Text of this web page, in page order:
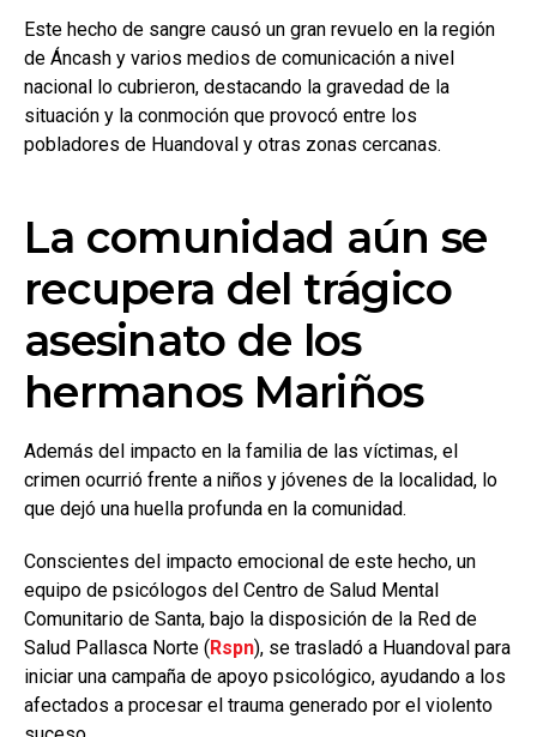
Este hecho de sangre causó un gran revuelo en la región
de Áncash y varios medios de comunicación a nivel
nacional lo cubrieron, destacando la gravedad de la
situación y la conmoción que provocó entre los
pobladores de Huandoval y otras zonas cercanas.
La comunidad aún se
recupera del trágico
asesinato de los
hermanos Mariños
Además del impacto en la familia de las víctimas, el
crimen ocurrió frente a niños y jóvenes de la localidad, lo
que dejó una huella profunda en la comunidad.
Conscientes del impacto emocional de este hecho, un
equipo de psicólogos del Centro de Salud Mental
Comunitario de Santa, bajo la disposición de la Red de
Salud Pallasca Norte (Rspn), se trasladó a Huandoval para
iniciar una campaña de apoyo psicológico, ayudando a los
afectados a procesar el trauma generado por el violento